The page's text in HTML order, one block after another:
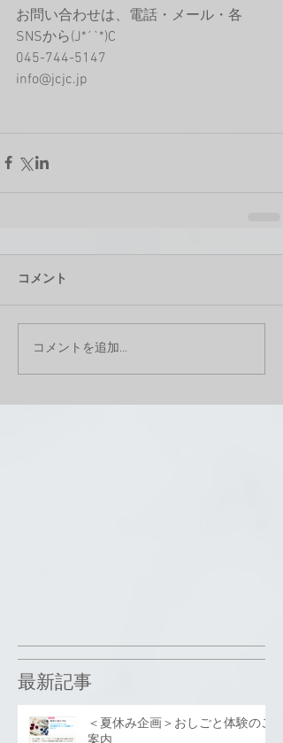
お問い合わせは、電話・メール・各
SNSから(J*´`*)C
045-744-5147
info@jcjc.jp
コメント
コメントを追加…
最新記事
＜夏休み企画＞おしごと体験のご